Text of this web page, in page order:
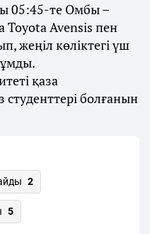
05:45-те Омбы –
Avensis пен
жеңіл көліктегі үш
қаза
болғанын
2
5